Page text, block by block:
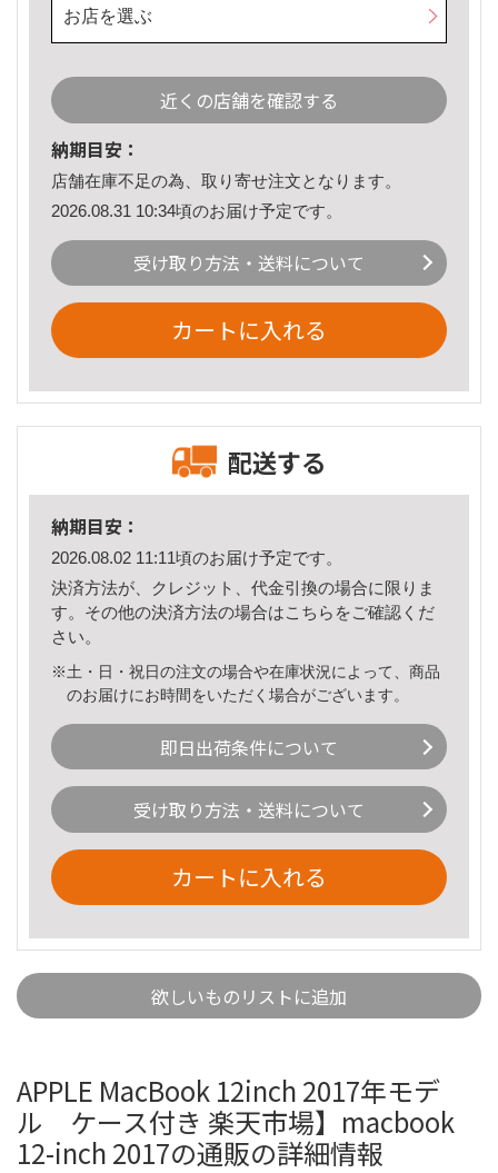
お店を選ぶ
近くの店舗を確認する
納期目安：
店舗在庫不足の為、取り寄せ注文となります。
2026.08.31 10:34頃のお届け予定です。
受け取り方法・送料について
カートに入れる
配送する
納期目安：
2026.08.02 11:11頃のお届け予定です。
決済方法が、クレジット、代金引換の場合に限りま
す。その他の決済方法の場合はこちら をご確認くだ
さい。
※土・日・祝日の注文の場合や在庫状況によって、商品
のお届けにお時間をいただく場合がございます。
即日出荷条件について
受け取り方法・送料について
カートに入れる
欲しいものリストに追加
APPLE MacBook 12inch 2017年モデ
ル ケース付き 楽天市場】macbook
12-inch 2017の通販の詳細情報